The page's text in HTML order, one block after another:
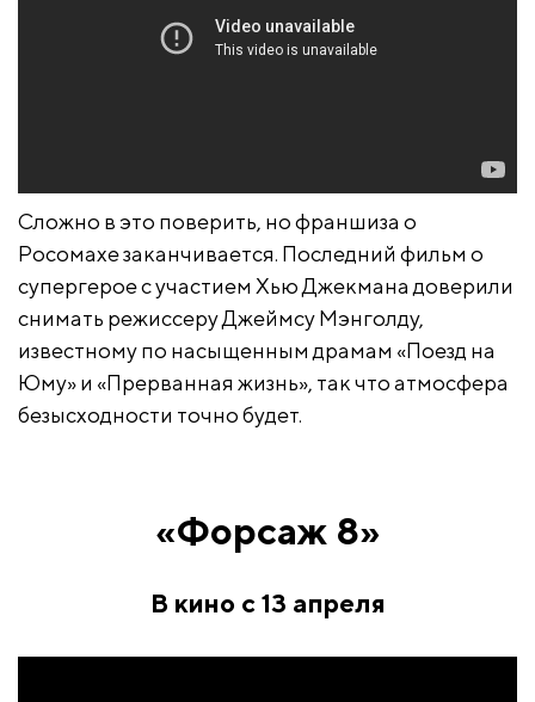
Сложно в это поверить, но франшиза о
Росомахе заканчивается. Последний фильм о
супергерое с участием Хью Джекмана доверили
снимать режиссеру Джеймсу Мэнголду,
известному по насыщенным драмам «Поезд на
Юму» и «Прерванная жизнь», так что атмосфера
безысходности точно будет.
«Форсаж 8»
В кино с 13 апреля